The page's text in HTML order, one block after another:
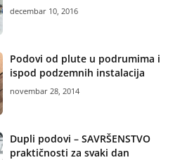
decembar 10, 2016
Podovi od plute u podrumima i
ispod podzemnih instalacija
novembar 28, 2014
Dupli podovi – SAVRŠENSTVO
praktičnosti za svaki dan